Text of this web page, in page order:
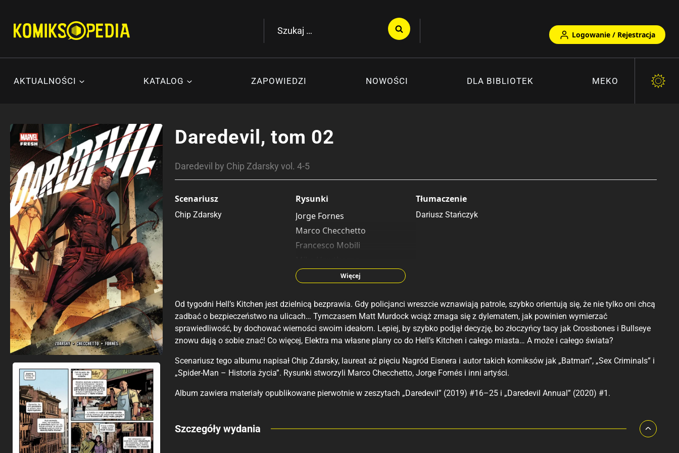
treści
Szukaj:
Logowanie / Rejestracja
AKTUALNOŚCI KATALOG ZAPOWIEDZI NOWOŚCI DLA BIBLIOTEK MEKO
Daredevil, tom 02
Daredevil by Chip Zdarsky vol. 4-5
Scenariusz
Chip Zdarsky
Rysunki
Jorge Fornes
Marco Checchetto
Francesco Mobili
Manuel GarciaWięcej
Tłumaczenie
Dariusz Stańczyk
Od tygodni Hell’s Kitchen jest dzielnicą bezprawia. Gdy policjanci wreszcie wznawiają patrole, szybko orientują się, że nie tylko oni chcą
zadbać o bezpieczeństwo na ulicach… Tymczasem Matt Murdock wciąż zmaga się z dylematem, jak powinien wymierzać
sprawiedliwość, by dochować wierności swoim ideałom. Lepiej, by szybko podjął decyzję, bo złoczyńcy tacy jak Crossbones i Bullseye
znowu dają o sobie znać! Co więcej, Elektra ma własne plany co do Hell’s Kitchen i całego miasta… A może i całego świata?
Scenariusz tego albumu napisał Chip Zdarsky, laureat aż pięciu Nagród Eisnera i autor takich komiksów jak „Batman”, „Sex Criminals” i
„Spider-Man – Historia życia”. Rysunki stworzyli Marco Checchetto, Jorge Fornés i inni artyści.
Album zawiera materiały opublikowane pierwotnie w zeszytach „Daredevil” (2019) #16–25 i „Daredevil Annual” (2020) #1.
Porównaj ceny
Szczegóły wydania